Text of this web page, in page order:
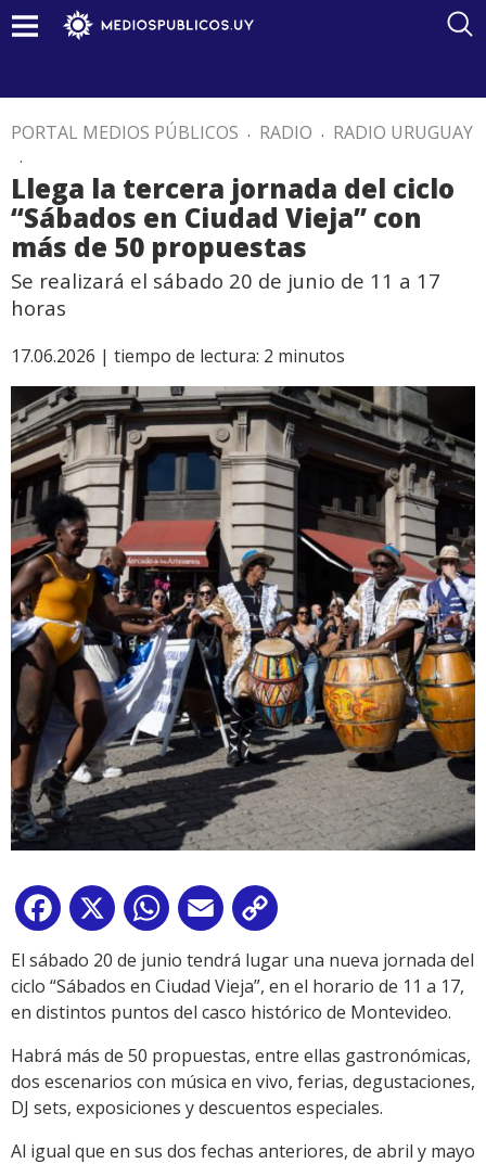
PORTAL MEDIOS PÚBLICOS . RADIO . RADIO URUGUAY
.
Llega la tercera jornada del ciclo
“Sábados en Ciudad Vieja” con
más de 50 propuestas
Se realizará el sábado 20 de junio de 11 a 17
horas
17.06.2026 | tiempo de lectura: 2 minutos
Facebook
X WhatsApp
Email
Link
El sábado 20 de junio tendrá lugar una nueva jornada del
ciclo “Sábados en Ciudad Vieja”, en el horario de 11 a 17,
en distintos puntos del casco histórico de Montevideo.
Habrá más de 50 propuestas, entre ellas gastronómicas,
dos escenarios con música en vivo, ferias, degustaciones,
DJ sets, exposiciones y descuentos especiales.
Al igual que en sus dos fechas anteriores, de abril y mayo